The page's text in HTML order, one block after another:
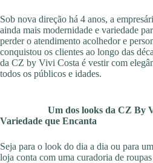
Sob nova direção há 4 anos, a
ainda mais modernidade e variedade
perder o atendimento acolhedor e
conquistou os clientes ao longo das
da CZ by Vivi Costa é vestir com
todos os públicos e idades.
Um dos looks da CZ By
Variedade que Encanta
Seja para o look do dia a dia ou para
loja conta com uma curadoria de